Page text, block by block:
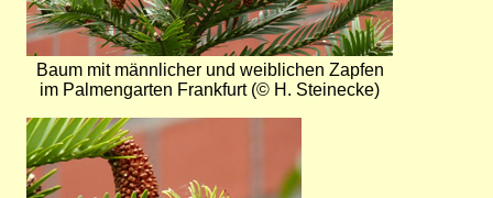
Baum mit männlicher und weiblichen Zapfen
im Palmengarten Frankfurt (© H. Steinecke)
Bild